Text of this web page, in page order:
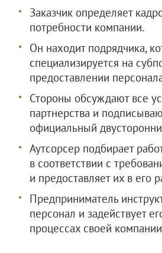
Заказчик определяет
потребности компании.
Он находит подрядчика,
специализируется на
предоставлении
Стороны обсуждают все
партнерства и
официальный
Аутсорсер подбирает
в соответствии с
и предоставляет их в его
Предприниматель
персонал и задействует
процессах своей